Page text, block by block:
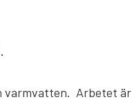
varmvatten. Arbetet är